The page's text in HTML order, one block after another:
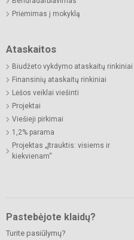
Priėmimas į mokyklą
Ataskaitos
Biudžeto vykdymo ataskaitų rinkiniai
Finansinių ataskaitų rinkiniai
Lėšos veiklai viešinti
Projektai
Viešieji pirkimai
1,2% parama
Projektas „Įtrauktis: visiems ir
kiekvienam“
Pastebėjote klaidų?
Turite pasiūlymų?